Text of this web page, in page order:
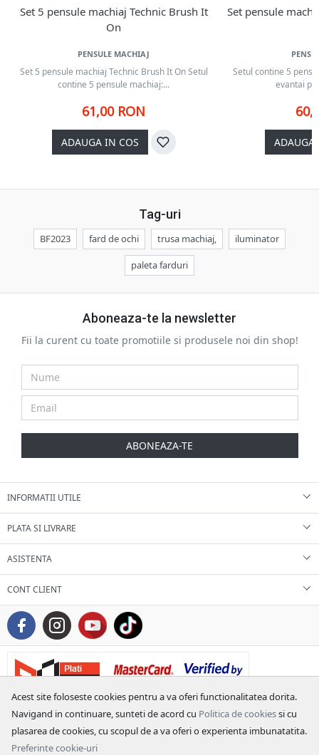
Acest site foloseste cookies pentru a va oferi functionalitatea dorita.
Navigand in continuare, sunteti de acord cu Politica de cookiessi cu
plasarea de cookies, cu scopul de a va oferi o experienta imbunatatita.
Preferinte cookie-uri
Set 5 pensule machiaj Technic Brush It
On
PENSULE MACHIAJ
Set 5 pensule machiaj Technic Brush It On Setul
contine 5 pensule machiaj:...
61,00 RON
ADAUGA IN COS
Set pensule
Setul contine 5
evantai
ADAUGA
Tag-uri
BF2023 fard de ochi trusa machiaj, iluminator
paleta farduri
Aboneaza-te la newsletter
Fii la curent cu toate promotiile si produsele noi din shop!
ABONEAZA-TE
INFORMATII UTILE
PLATA SI LIVRARE
ASISTENTA
CONT CLIENT